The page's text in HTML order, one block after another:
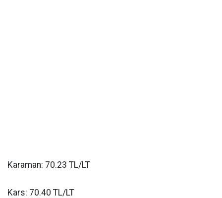
Karaman: 70.23 TL/LT
Kars: 70.40 TL/LT